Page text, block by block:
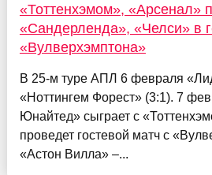
«Тоттенхэмом», «Арсенал»
«Сандерленда», «Челси» в
«Вулверхэмптона»
В 25-м туре АПЛ 6 февраля
«Ноттингем Форест» (3:1). 7
Юнайтед» сыграет с
проведет гостевой матч с
«Астон Вилла» –...